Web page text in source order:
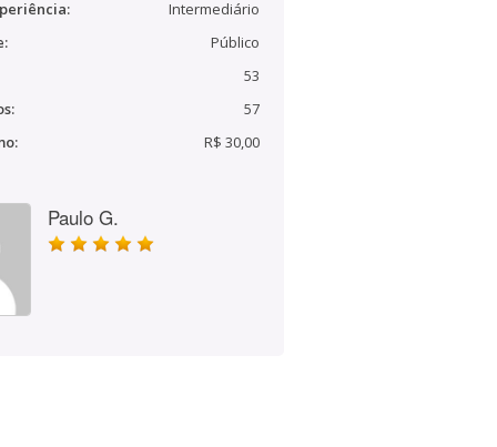
Intermediário
Público
53
57
R$ 30,00
Paulo G.